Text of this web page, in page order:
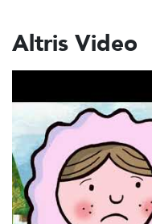
Altris Video